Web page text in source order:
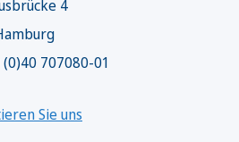
4
(0)40 707080-01
Sie uns